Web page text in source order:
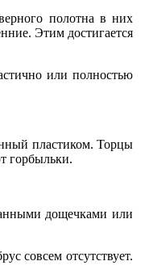
полотна в них
Этим достигается
или полностью
пластиком. Торцы
горбыльки.
дощечками или
совсем отсутствует.